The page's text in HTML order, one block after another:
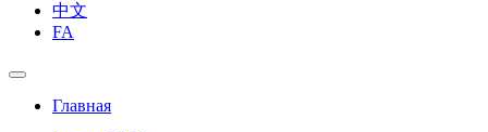
中文
FA
Главная